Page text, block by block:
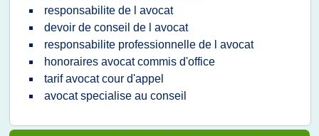
responsabilite de l avocat
devoir de conseil de l avocat
responsabilite professionnelle de l avocat
honoraires avocat commis d'office
tarif avocat cour d'appel
avocat specialise au conseil